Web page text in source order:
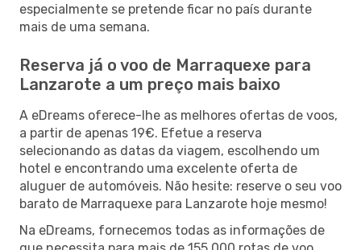
especialmente se pretende ficar no país durante
mais de uma semana.
Reserva já o voo de Marraquexe para
Lanzarote a um preço mais baixo
A eDreams oferece-lhe as melhores ofertas de voos,
a partir de apenas 19€. Efetue a reserva
selecionando as datas da viagem, escolhendo um
hotel e encontrando uma excelente oferta de
aluguer de automóveis. Não hesite: reserve o seu voo
barato de Marraquexe para Lanzarote hoje mesmo!
Na eDreams, fornecemos todas as informações de